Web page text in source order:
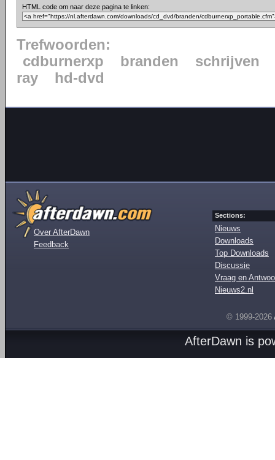
HTML code om naar deze pagina te linken:
Trefwoorden:
cdburnerxp
branden
schrijven
ray
hd-dvd
Over AfterDawn
Feedback
Sections:
Nieuws
Downloads
Top Downloads
Discussie
Vraag en
Nieuws2.nl
© 1999-2026
AfterDawn is